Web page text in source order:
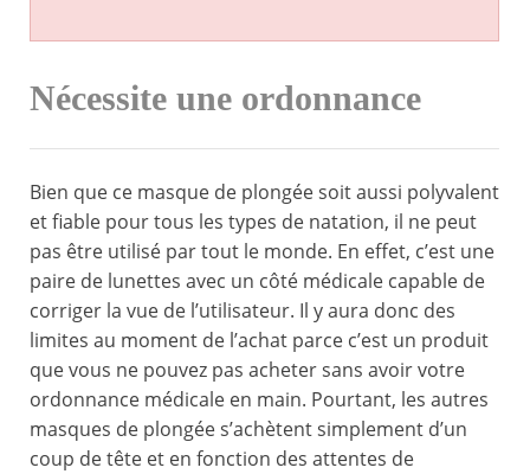
Nécessite une ordonnance
Bien que ce masque de plongée soit aussi polyvalent
et fiable pour tous les types de natation, il ne peut
pas être utilisé par tout le monde. En effet, c’est une
paire de lunettes avec un côté médicale capable de
corriger la vue de l’utilisateur. Il y aura donc des
limites au moment de l’achat parce c’est un produit
que vous ne pouvez pas acheter sans avoir votre
ordonnance médicale en main. Pourtant, les autres
masques de plongée s’achètent simplement d’un
coup de tête et en fonction des attentes de